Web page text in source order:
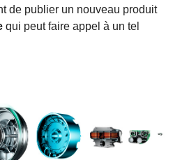
de publier un nouveau produit
qui peut faire appel à un tel